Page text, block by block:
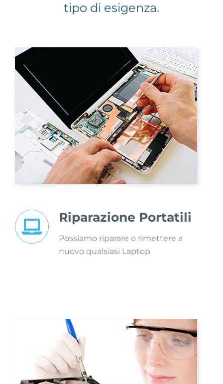
tipo di esigenza.
Riparazione Portatili
Possiamo riparare o rimettere a
nuovo qualsiasi Laptop